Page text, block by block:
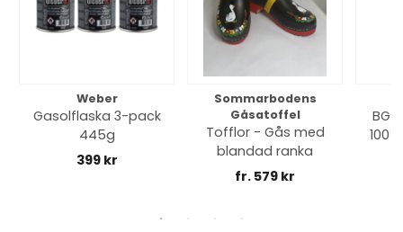
Weber
Gasolflaska 3-pack
445g
399 kr
Sommarbodens
Gåsatoffel
Tofflor - Gås med
blandad ranka
fr. 579 kr